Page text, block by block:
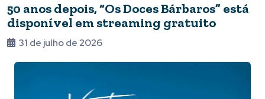
50 anos depois, “Os Doces Bárbaros” está
disponível em streaming gratuito
31 de julho de 2026